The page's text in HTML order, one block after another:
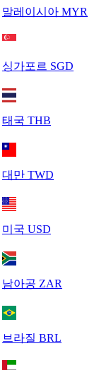
말레이시아 MYR
싱가포르 SGD
태국 THB
대만 TWD
미국 USD
남아공 ZAR
브라질 BRL